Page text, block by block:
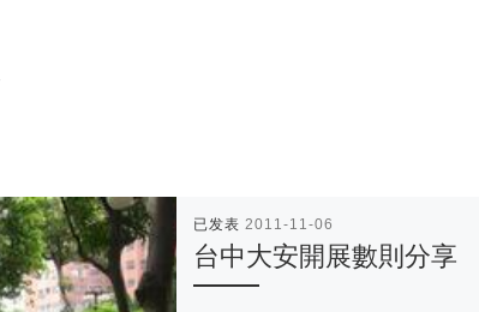
已发表 2011-11-06
台中大安開展數則分享